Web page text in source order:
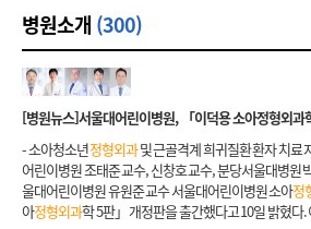
상자료는 진료 전에 어린이병원 1층 CD등록복사 창구에
시오. 2) 진료 후 과정 외래진료가 끝난 후에는 담당 직원의 안내에 따라 설명간호사실로
오시면 설명간호사가 질병과 관련된 검사 및 수술에 대
의사항이나 귀가 후 주의사항에 대해 친절히 설명해 드립니다. 이상의 진료절차
마친 후, 수납창구에서 검사예약과 수납을 하시고 처방약
호표 발행기에서 처방전을 받으신 다음, 외부 약국에서 약
외과척추 클리닉에서 개발한 수술 기법(척추경나사못을
술)이 이미 세계적인 표준 치료 방법으로 자리잡았으며,
기 위한 인공골, 골형성단백치료제 연구 개발에 있어서도
3) 척추·척수종양 원발성 척추 종양(골육종, 연골육종, 거대세포종양, 골아세포종, 척삭
종 및 기타 육종 등)의 많은 경우 완벽한외과적 절제와 척
척추 클리닉에서는 90년대
술(en bloc resection)을 성공적으로 시행한 바 있으며,
에서 20년 이상 장기 생존 증례(환자)를 보유하고 있습
환이어서 임상 경험이 있는 병원이 많지 않을 뿐더러 완
니다. 비교적 드문 척수 종양(경막내외종양, 척수내종양
층 입퇴원수속창구에서 접수해주시기 바랍니다. 내과계 수속실 전화 번호 내과계 진료
결정을 받으신 환자분은 아래의 각과 번호로 전화하시
과계 수속실 전화번호
후과 02-2072-2839정형외과
72-2371 마취통증의학과 02-2072-2952 산부인과 02-2072-3140 장기이식센터 02-207
2-0049 피부과 본원 : 02-2072-2411 암병원 : 02-
과 02-2072-2999 흉부외과폐, 식도 : 02-2072-7212 심장 : 02-2072-2063 안과 02-2072-
4975 신경외과 02-2072-4520 이비인후과 02-2072-
의학과 02-2072-2941 성형외과02-2072-2371 마취통증의학과 02-2072-2952 산부인
병원소개 (300)
[병원뉴스]서울대어린이병원, 「이덕용 소아정형외과
- 소아청소년정형외과및 근골격계 희귀질환 환자 치료
어린이병원 조태준 교수, 신창호 교수, 분당서울대병원
울대어린이병원 유원준 교수 서울대어린이병원 소아정
아정형외과학 5판」 개정판을 출간했다고 10일 밝혔다.